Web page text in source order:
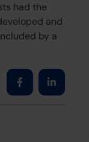
had the
and
by a